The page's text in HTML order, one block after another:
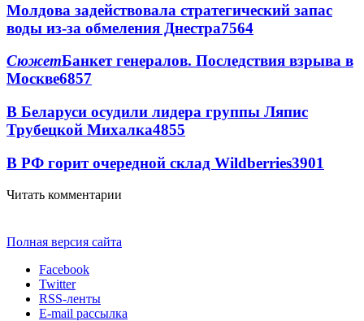
Молдова задействовала стратегический запас
воды из-за обмеления Днестра7564
СюжетБанкет генералов. Последствия взрыва в
Москве6857
В Беларуси осудили лидера группы Ляпис
Трубецкой Михалка4855
В РФ горит очередной склад Wildberries3901
Читать комментарии
Полная версия сайта
Facebook
Twitter
RSS-ленты
E-mail рассылка